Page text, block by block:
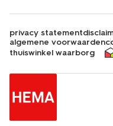
privacy statement
algemene voorwaarden
thuiswinkel waarborg